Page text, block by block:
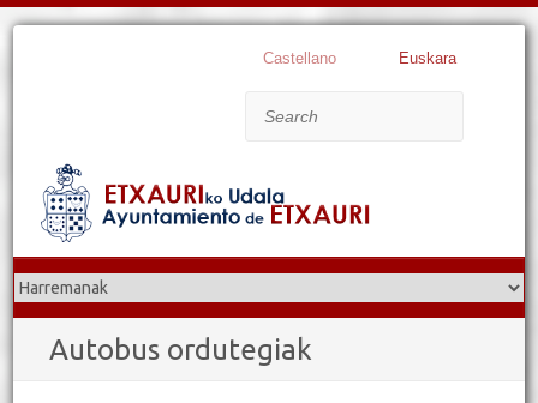
Castellano Euskara
Autobus ordutegiak